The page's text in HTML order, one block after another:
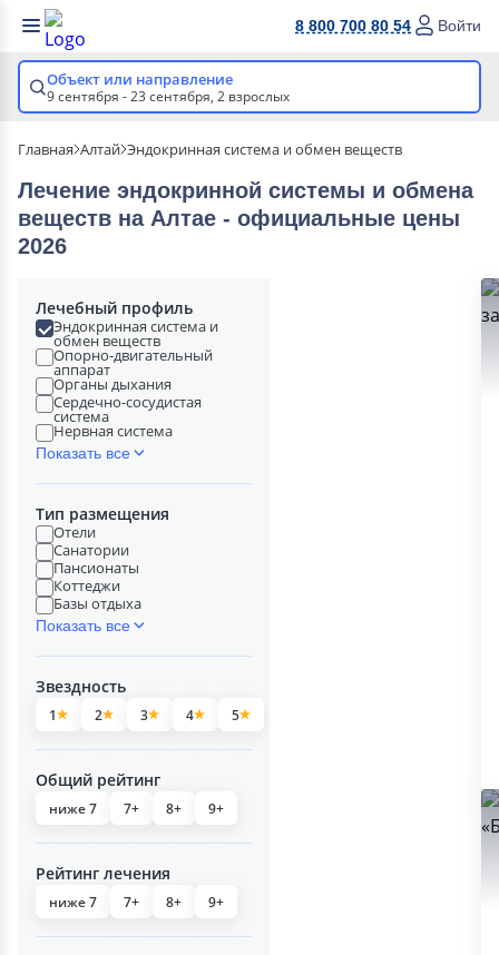
8 800 700 80 54 Войти
Объект или направление
9 сентября - 23 сентября, 2 взрослых
Главная Алтай Эндокринная система и обмен веществ
Лечение эндокринной системы и обмена
веществ на Алтае - официальные цены
2026
Лечебный профиль
Эндокринная система и
обмен веществ
Опорно-двигательный
аппарат
Органы дыхания
Сердечно-сосудистая
система
Нервная система
Показать все
Тип размещения
Отели
Санатории
Пансионаты
Коттеджи
Базы отдыха
Показать все
Звездность
1 2 3 4 5
Общий рейтинг
ниже 7 7+ 8+ 9+
Рейтинг лечения
ниже 7 7+ 8+ 9+